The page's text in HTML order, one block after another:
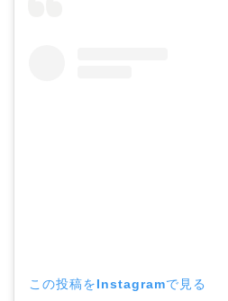
この投稿をInstagramで見る